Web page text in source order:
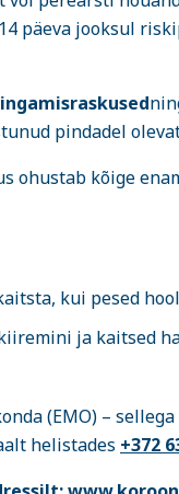
päeva jooksul
pindadel
ohustab kõige
kui pesed
ja kaitsed
(EMO) –
helistades +372